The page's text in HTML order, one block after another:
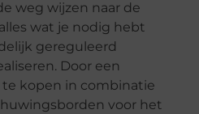
weg wijzen naar de
wat je nodig hebt
gereguleerd
Door een
kopen in combinatie
voor het